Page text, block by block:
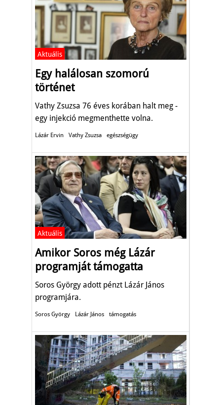
Aktuális
Egy halálosan szomorú
történet
Vathy Zsuzsa 76 éves korában halt meg -
egy injekció megmenthette volna.
Lázár Ervin Vathy Zsuzsa egészségügy
Aktuális
Amikor Soros még Lázár
programját támogatta
Soros György adott pénzt Lázár János
programjára.
Soros György Lázár János támogatás